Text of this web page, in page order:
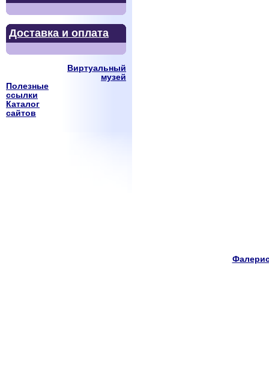
Доставка и оплата
Виртуальный
музей
Полезные
ссылки
Каталог
сайтов